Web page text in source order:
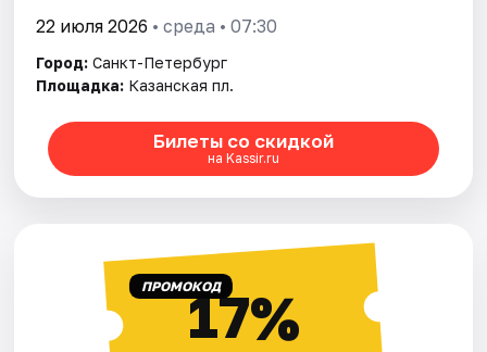
22 июля 2026 • среда • 07:30
Город: Санкт-Петербург
Площадка: Казанская пл.
Билеты со скидкой
на Kassir.ru
ПРОМОКОД17%